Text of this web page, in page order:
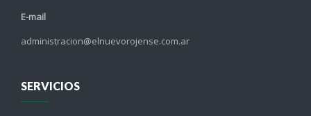
E-mail
administracion@elnuevorojense.com.ar
SERVICIOS